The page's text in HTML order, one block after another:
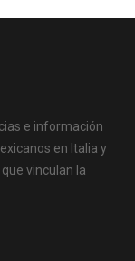
e información
en Italia y
vinculan la